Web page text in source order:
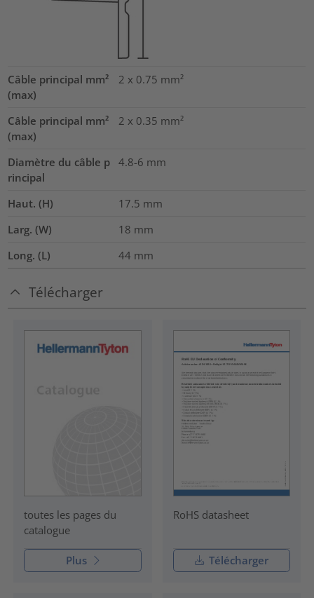
Câble principal mm²
(max)
2 x 0.75 mm²
Câble principal mm²
(max)
2 x 0.35 mm²
Diamètre du câble p
rincipal
4.8-6 mm
Haut. (H) 17.5 mm
Larg. (W)
18 mm
Long. (L)
44 mm
Télécharger
toutes les pages du
catalogue
Plus
RoHS datasheet
Télécharger